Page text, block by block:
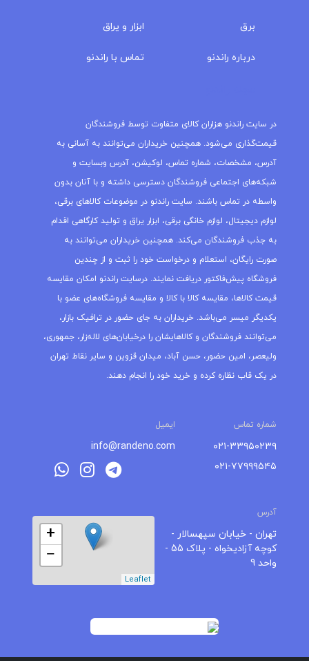
برق
درباره‌ راندنو
ابزار و یراق
تماس با راندنو
در سایت راندنو هزاران کالای متفاوت توسط فروشندگان
قیمت‌گذاری می‌شود. همچنین خریداران می‌توانند به آسانی به
آدرس، مشخصات، شماره تماس، لوکیشن، آدرس وبسایت و
شبکه‌های اجتماعی فروشندگان دسترسی داشته و با آنان بدون
واسطه در تماس باشند. سایت راندنو در موضوعات کالاهای برقی،
لوازم دیجیتال، لوازم خانگی برقی، ابزار یراق و تولید کارگاهی اقدام
به جذب فروشندگان می‌کند. همچنین خریداران می‌توانند به
صورت رایگان، استعلام و درخواست خود را ثبت و از چندین
فروشگاه پیش‌فاکتور دریافت نمایند. درسایت راندنو امکان مقایسه
قیمت کالاها، مقایسه کالا با کالا و مقایسه فروشگاه‌های عضو با
یکدیگر میسر می‌باشد. خریداران به جای حضور در ترافیک بازار،
می‌توانند فروشندگان و کالاهایشان را درخیابان‌های لاله‌زار، جمهوری،
ولیعصر، امین حضور، حسن آباد، میدان قزوین و سایر نقاط تهران
در یک قاب نظاره کرده و خرید خود را انجام دهند.
شماره تماس ایمیل
۰۲۱-۳۳۹۵۰۲۳۹
۰۲۱-۷۷۹۹۹۵۴۵
info@randeno.com
آدرس
تهران - خیابان سپهسالار -
کوچه آزادیخواه - پلاک 55 -
واحد 9
+
−
Leaflet